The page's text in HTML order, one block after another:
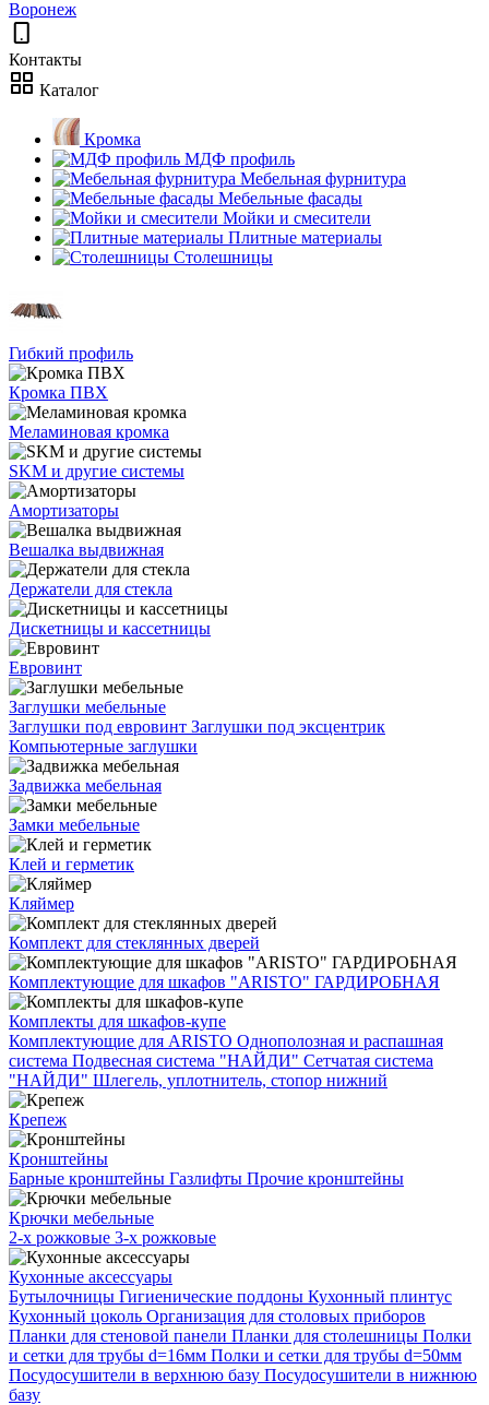
Контакты
Каталог
Кромка
МДФ профиль
Мебельная фурнитура
Мебельные фасады
Мойки и смесители
Плитные материалы
Столешницы
Гибкий профиль
Кромка ПВХ
Меламиновая кромка
SKM и другие системы
Амортизаторы
Вешалка выдвижная
Держатели для стекла
Дискетницы и кассетницы
Евровинт
Заглушки мебельные
Заглушки под евровинт Заглушки под эксцентрик
Компьютерные заглушки
Задвижка мебельная
Замки мебельные
Клей и герметик
Кляймер
Комплект для стеклянных дверей
Комплектующие для шкафов "ARISTO" ГАРДИРОБНАЯ
Комплекты для шкафов-купе
Комплектующие для ARISTO Однополозная и распашная
система Подвесная система "НАЙДИ" Сетчатая система
"НАЙДИ" Шлегель, уплотнитель, стопор нижний
Крепеж
Кронштейны
Барные кронштейны Газлифты Прочие кронштейны
Крючки мебельные
2-х рожковые 3-х рожковые
Кухонные аксессуары
Бутылочницы Гигиенические поддоны Кухонный плинтус
Кухонный цоколь Организация для столовых приборов
Планки для стеновой панели Планки для столешницы Полки
и сетки для трубы d=16мм Полки и сетки для трубы d=50мм
Посудосушители в верхнюю базу Посудосушители в нижнюю
базу